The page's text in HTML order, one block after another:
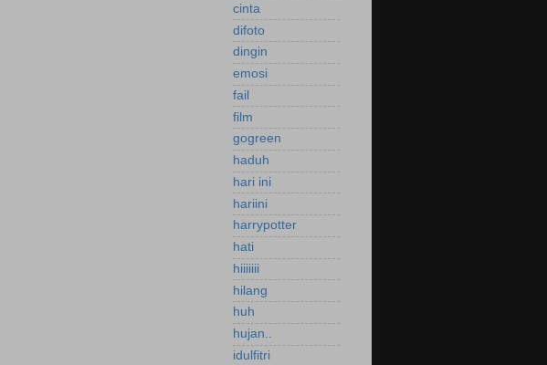
cinta
difoto
dingin
emosi
fail
film
gogreen
haduh
hari ini
hariini
harrypotter
hati
hiiiiiii
hilang
huh
hujan..
idulfitri